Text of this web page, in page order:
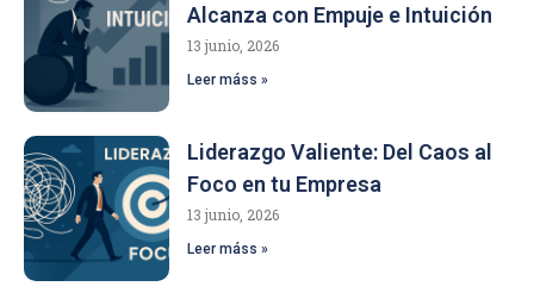
Alcanza con Empuje e Intuición
13 junio, 2026
Leer máss »
Liderazgo Valiente: Del Caos al
Foco en tu Empresa
13 junio, 2026
Leer máss »